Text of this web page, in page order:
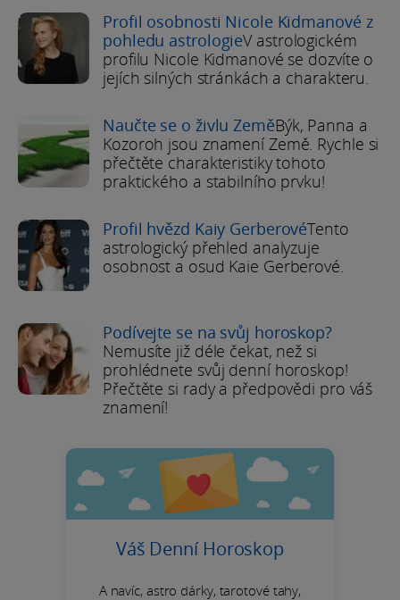
Profil osobnosti Nicole Kidmanové z
pohledu astrologieV astrologickém
profilu Nicole Kidmanové se dozvíte o
jejích silných stránkách a charakteru.
Naučte se o živlu ZeměBýk, Panna a
Kozoroh jsou znamení Země. Rychle si
přečtěte charakteristiky tohoto
praktického a stabilního prvku!
Profil hvězd Kaiy GerberovéTento
astrologický přehled analyzuje
osobnost a osud Kaie Gerberové.
Podívejte se na svůj horoskop?
Nemusíte již déle čekat, než si
prohlédnete svůj denní horoskop!
Přečtěte si rady a předpovědi pro váš
znamení!
Váš Denní Horoskop
A navíc, astro dárky, tarotové tahy,